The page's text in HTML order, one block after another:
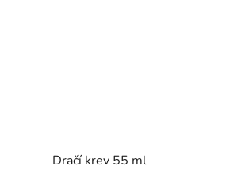
Dračí krev 55 ml